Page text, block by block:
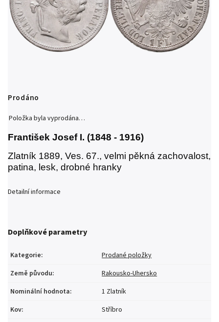
Prodáno
Položka byla vyprodána…
František Josef I. (1848 - 1916)
Zlatník 1889, Ves. 67., velmi pěkná zachovalost,
patina, lesk, drobné hranky
Detailní informace
Doplňkové parametry
Kategorie:
Prodané položky
Země původu:
Rakousko-Uhersko
Nominální hodnota:
1 Zlatník
Kov:
Stříbro